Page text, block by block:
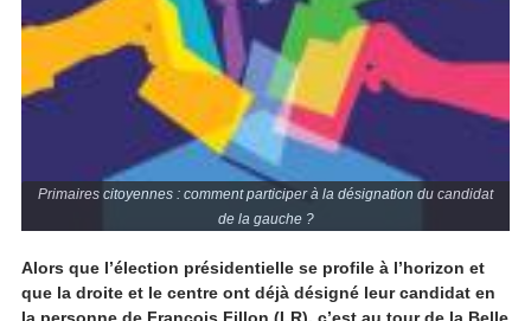
Primaires citoyennes : comment participer à la désignation du candidat
de la gauche ?
Alors que l’élection présidentielle se profile à l’horizon et
que la droite et le centre ont déjà désigné leur candidat en